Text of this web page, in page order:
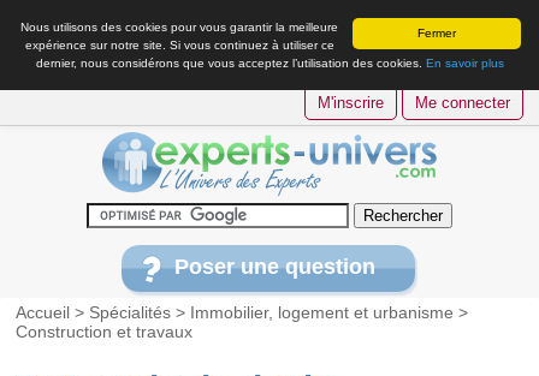
Fermer
Nous utilisons des cookies pour vous garantir la meilleure
expérience sur notre site. Si vous continuez à utiliser ce
dernier, nous considérons que vous acceptez l’utilisation des cookies. En savoir plus
M'inscrire Me connecter
Poser une question
Accueil > Spécialités > Immobilier, logement et urbanisme >
Construction et travaux